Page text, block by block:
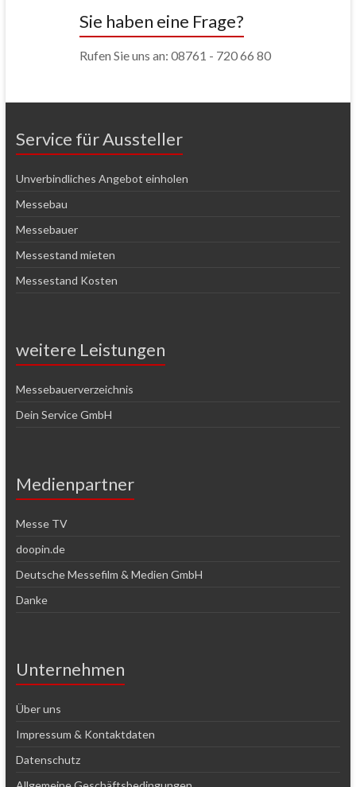
Sie haben eine Frage?
Rufen Sie uns an: 08761 - 720 66 80
Service für Aussteller
Unverbindliches Angebot einholen
Messebau
Messebauer
Messestand mieten
Messestand Kosten
weitere Leistungen
Messebauerverzeichnis
Dein Service GmbH
Medienpartner
Messe TV
doopin.de
Deutsche Messefilm & Medien GmbH
Danke
Unternehmen
Über uns
Impressum & Kontaktdaten
Datenschutz